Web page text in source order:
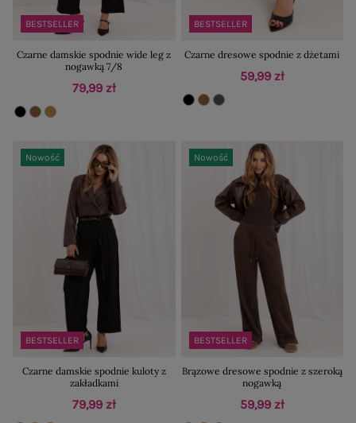
BESTSELLER
Czarne damskie spodnie wide leg z
nogawką 7/8
79,99 zł
BESTSELLER
Czarne dresowe spodnie z dżetami
59,99 zł
BESTSELLER
Nowość
Czarne damskie spodnie kuloty z
zakładkami
79,99 zł
BESTSELLER
Nowość
Brązowe dresowe spodnie z szeroką
nogawką
59,99 zł